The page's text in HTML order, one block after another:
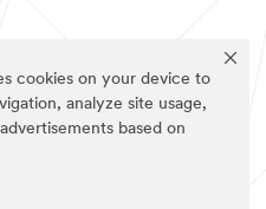
cookies on your device to
analyze site usage,
based on